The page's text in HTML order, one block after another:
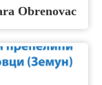
Obrenovac